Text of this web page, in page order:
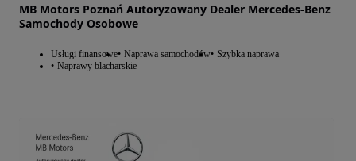
MB Motors Poznań Autoryzowany Dealer Mercedes-Benz
Samochody Osobowe
Usługi finansowe Naprawa samochodów Szybka naprawa
Naprawy blacharskie